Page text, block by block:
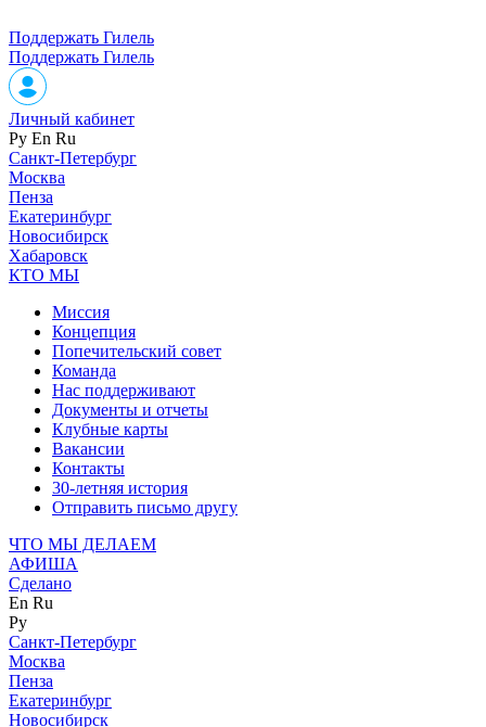
Поддержать Гилель
Поддержать Гилель
Личный кабинет
Ру En Ru
Санкт-Петербург
Москва
Пенза
Екатеринбург
Новосибирск
Хабаровск
КТО МЫ
Миссия
Концепция
Попечительский совет
Команда
Нас поддерживают
Документы и отчеты
Клубные карты
Вакансии
Контакты
30-летняя история
Отправить письмо другу
ЧТО МЫ ДЕЛАЕМ
АФИША
Сделано
En Ru
Ру
Санкт-Петербург
Москва
Пенза
Екатеринбург
Новосибирск